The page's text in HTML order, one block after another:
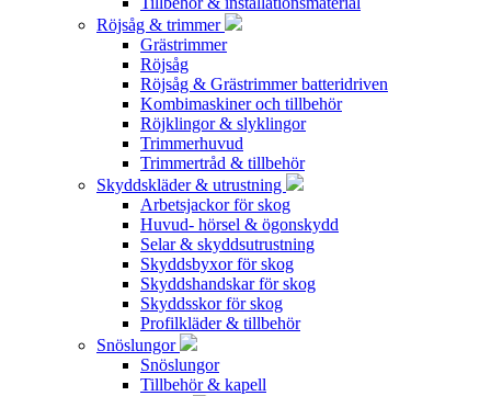
Röjsåg & trimmer
Grästrimmer
Röjsåg
Röjsåg & Grästrimmer batteridriven
Kombimaskiner och tillbehör
Röjklingor & slyklingor
Trimmerhuvud
Trimmertråd & tillbehör
Skyddskläder & utrustning
Arbetsjackor för skog
Huvud- hörsel & ögonskydd
Selar & skyddsutrustning
Skyddsbyxor för skog
Skyddshandskar för skog
Skyddsskor för skog
Profilkläder & tillbehör
Snöslungor
Snöslungor
Tillbehör & kapell